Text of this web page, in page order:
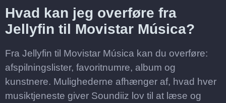
Hvad kan jeg overføre fra
Jellyfin til Movistar Música?
Fra Jellyfin til Movistar Música kan du overføre:
afspilningslister, favoritnumre, album og
kunstnere. Mulighederne afhænger af, hvad hver
musiktjeneste giver Soundiiz lov til at læse og